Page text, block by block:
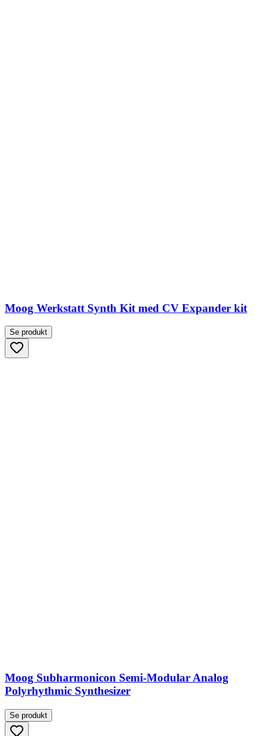
Moog Werkstatt Synth Kit med CV Expander kit
Se produkt
Moog Subharmonicon Semi-Modular Analog
Polyrhythmic Synthesizer
Se produkt